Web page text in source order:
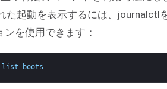
た起動を表示するには、journalctl
を使用できます：
list - boots